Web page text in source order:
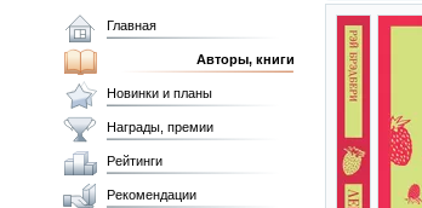
Главная
Авторы, книги
Новинки и планы
Награды, премии
Рейтинги
Рекомендации